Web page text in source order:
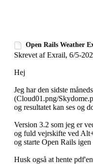
Open Rails Weather
Skrevet af Exrail, 6/5-
Hej
Jeg har den sidste
(Cloud01.png/
og resultatet kan ses og
Version 3.2 som jeg er
og fuld vejrskifte ved
og starte Open Rails
Husk også at hente